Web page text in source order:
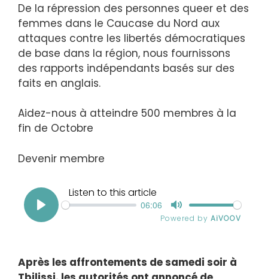
De la répression des personnes queer et des
femmes dans le Caucase du Nord aux
attaques contre les libertés démocratiques
de base dans la région, nous fournissons
des rapports indépendants basés sur des
faits en anglais.
Aidez-nous à atteindre 500 membres à la
fin de Octobre
Devenir membre
Après les affrontements de samedi soir à